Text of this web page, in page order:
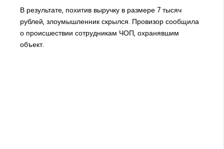
В результате, похитив выручку в размере 7 тысяч
рублей, злоумышленник скрылся. Провизор сообщила
о происшествии сотрудникам ЧОП, охранявшим
объект.